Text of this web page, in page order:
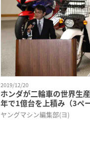
2019/12/20
ホンダが二輪車の世界生
年で1億台を上積み（3ペ
ヤングマシン編集部(ヨ)